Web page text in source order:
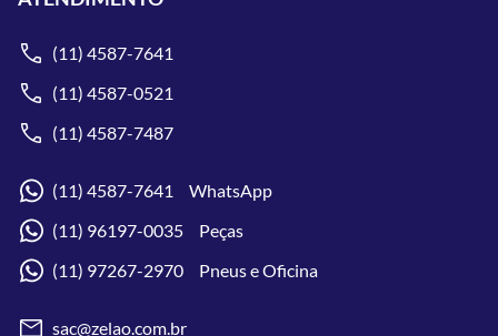
(11) 4587-7641
(11) 4587-0521
(11) 4587-7487
(11) 4587-7641 WhatsApp
(11) 96197-0035 Peças
(11) 97267-2970 Pneus e Oficina
sac@zelao.com.br